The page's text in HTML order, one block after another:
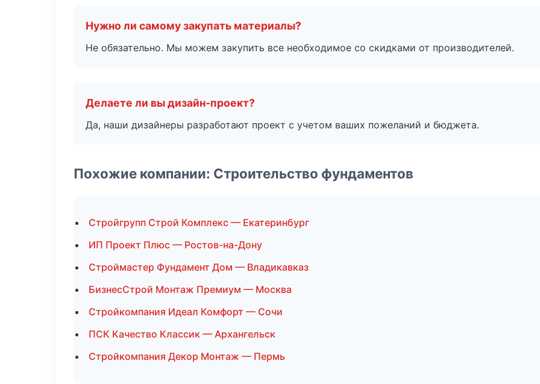
Нужно ли самому закупать материалы?
Не обязательно. Мы можем закупить все необходимое со скидками от производителей.
Делаете ли вы дизайн-проект?
Да, наши дизайнеры разработают проект с учетом ваших пожеланий и бюджета.
Похожие компании: Строительство фундаментов
Стройгрупп Строй Комплекс — Екатеринбург
ИП Проект Плюс — Ростов-на-Дону
Строймастер Фундамент Дом — Владикавказ
БизнесСтрой Монтаж Премиум — Москва
Стройкомпания Идеал Комфорт — Сочи
ПСК Качество Классик — Архангельск
Стройкомпания Декор Монтаж — Пермь